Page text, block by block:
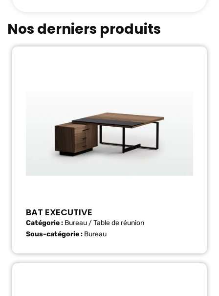
Nos derniers produits
BAT EXECUTIVE
Catégorie : Bureau / Table de réunion
Sous-catégorie : Bureau